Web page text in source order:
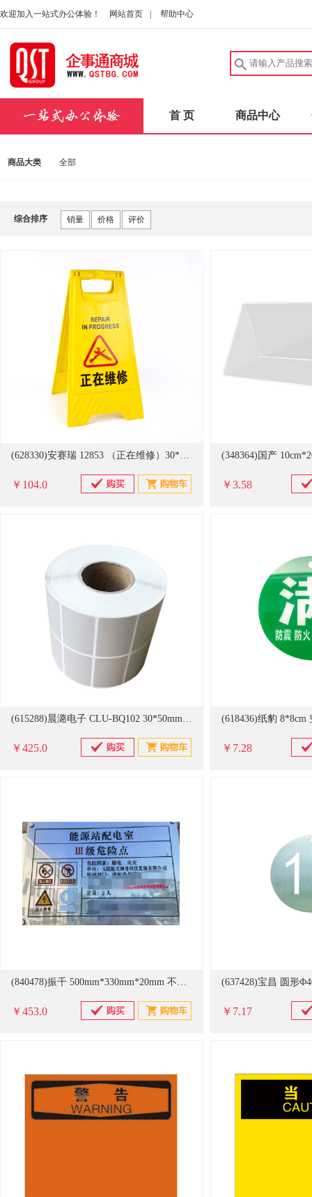
欢迎加入一站式办公体验！ 网站首页 帮助中心
首 页 商品中心
商品大类 全部
综合排序 销量 价格 评价
(628330)安赛瑞 12853 （正在维修）30*68cm PP塑料材质 耐用型A字告示牌(单位：个)
￥104.0 ￥3.58
(615288)晨潞电子 CLU-BQ102 30*50mm 500张/卷 不干胶标签(单位：卷)
￥425.0 ￥7.28
(840478)振千 500mm*330mm*20mm 不锈钢标识牌(单位：个)
￥453.0 ￥7.17